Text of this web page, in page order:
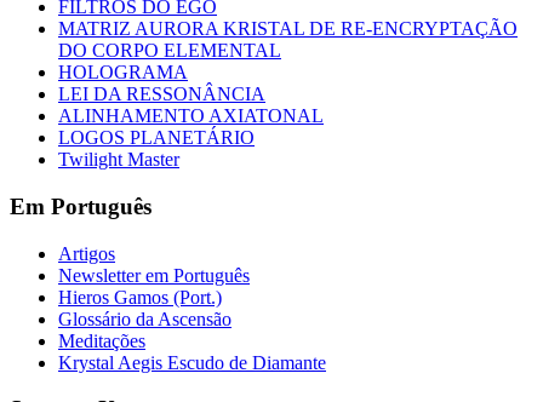
FILTROS DO EGO
MATRIZ AURORA KRISTAL DE RE-ENCRYPTAÇÃO
DO CORPO ELEMENTAL
HOLOGRAMA
LEI DA RESSONÂNCIA
ALINHAMENTO AXIATONAL
LOGOS PLANETÁRIO
Twilight Master
Em Português
Artigos
Newsletter em Português
Hieros Gamos (Port.)
Glossário da Ascensão
Meditações
Krystal Aegis Escudo de Diamante